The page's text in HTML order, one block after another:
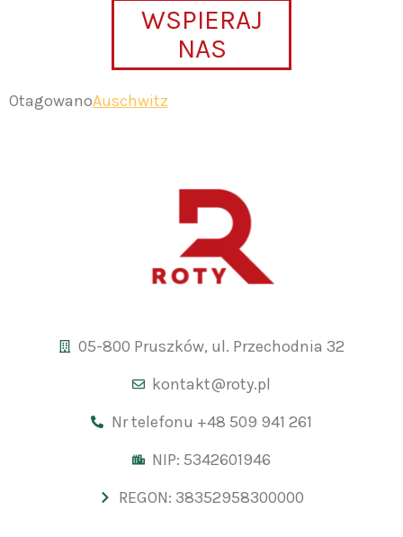
WSPIERAJ
NAS
OtagowanoAuschwitz
05-800 Pruszków, ul. Przechodnia 32
kontakt@roty.pl
Nr telefonu +48 509 941 261
NIP: 5342601946
REGON: 38352958300000